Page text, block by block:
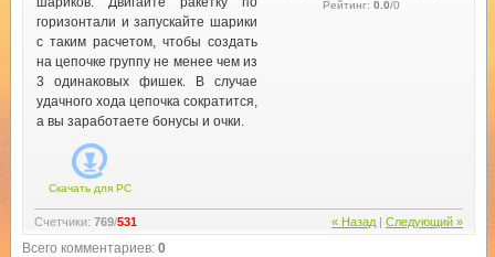
горизонтали и запускайте шарики
с таким расчетом, чтобы создать
на цепочке группу не менее чем из
3 одинаковых фишек. В случае
удачного хода цепочка сократится,
а вы заработаете бонусы и очки.
Скачать дляPC
Рейтинг: 0.0/0
« Назад| Следующий »
Счетчики: 769/531
Всего комментариев: 0